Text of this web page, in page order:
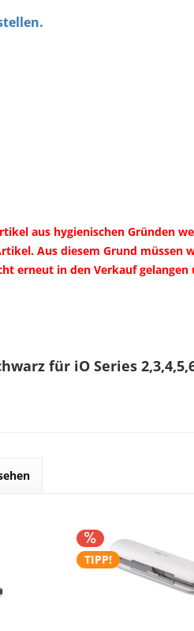
aus hygienischen Gründen
Aus diesem Grund müssen
erneut in den Verkauf
für iO Series
TIPP!